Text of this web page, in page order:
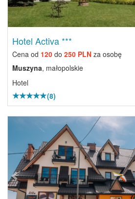
Hotel Activa ***
Cena od 120 do 250 PLN za osobę
Muszyna, małopolskie
Hotel
(8)
Previous